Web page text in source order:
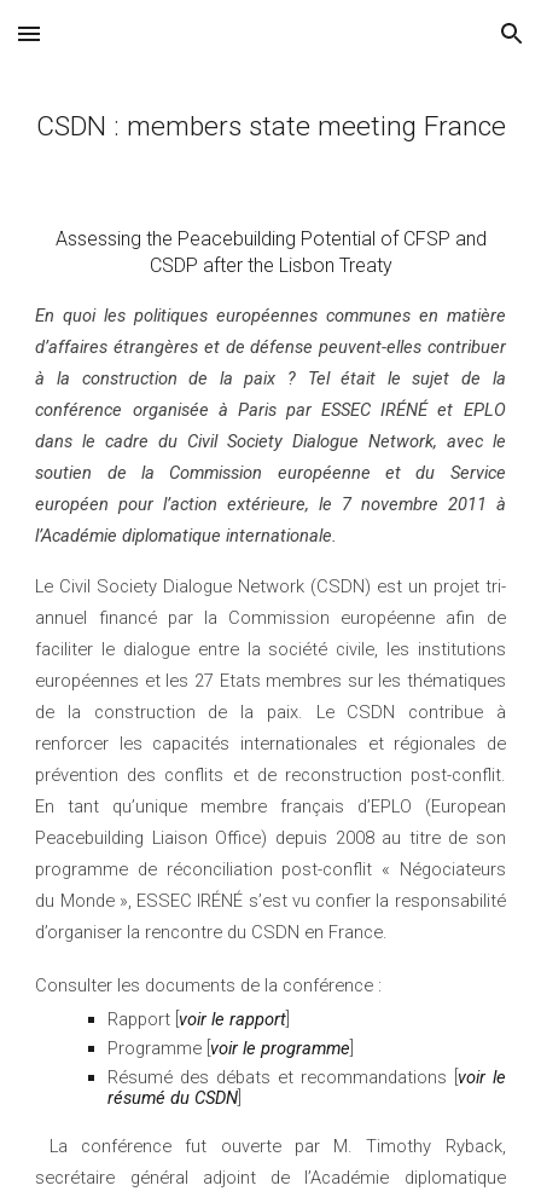
Skip to main content Skip to navigation
CSDN : members state meeting France
Assessing the Peacebuilding Potential of CFSP and
CSDP after the Lisbon Treaty
En quoi les politiques européennes communes en matière
d’affaires étrangères et de défense peuvent-elles contribuer
à la construction de la paix ? Tel était le sujet de la
conférence organisée à Paris par ESSEC IRÉNÉ et EPLO
dans le cadre du Civil Society Dialogue Network, avec le
soutien de la Commission européenne et du Service
européen pour l’action extérieure, le 7 novembre 2011 à
l’Académie diplomatique internationale.
Le Civil Society Dialogue Network (CSDN) est un projet tri-
annuel financé par la Commission européenne afin de
faciliter le dialogue entre la société civile, les institutions
européennes et les 27 Etats membres sur les thématiques
de la construction de la paix. Le CSDN contribue à
renforcer les capacités internationales et régionales de
prévention des conflits et de reconstruction post-conflit.
En tant qu’unique membre français d’EPLO (European
Peacebuilding Liaison Office) depuis 2008 au titre de son
programme de réconciliation post-conflit « Négociateurs
du Monde », ESSEC IRÉNÉ s’est vu confier la responsabilité
d’organiser la rencontre du CSDN en France.
Consulter les documents de la conférence :
Rapport [voir le rapport
Programme [voir le programme
Résumé des débats et recommandations [ voir le
résumé du CSDN
La conférence fut ouverte par M. Timothy Ryback,
secrétaire général adjoint de l’Académie diplomatique